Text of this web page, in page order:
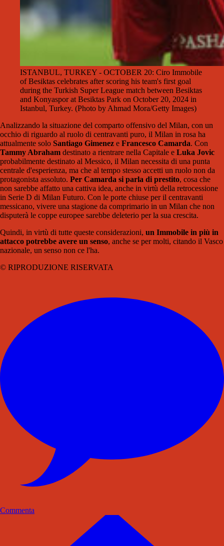
ISTANBUL, TURKEY - OCTOBER 20: Ciro Immobile
of Besiktas celebrates after scoring his team's first goal
during the Turkish Super League match between Besiktas
and Konyaspor at Besiktas Park on October 20, 2024 in
Istanbul, Turkey. (Photo by Ahmad Mora/Getty Images)
Analizzando la situazione del comparto offensivo del Milan, con un
occhio di riguardo al ruolo di centravanti puro, il Milan in rosa ha
attualmente solo Santiago Gimenez e Francesco Camarda. Con
Tammy Abraham destinato a rientrare nella Capitale e Luka Jovic
probabilmente destinato al Messico, il Milan necessita di una punta
centrale d'esperienza, ma che al tempo stesso accetti un ruolo non da
protagonista assoluto. Per Camarda si parla di prestito, cosa che
non sarebbe affatto una cattiva idea, anche in virtù della retrocessione
in Serie D di Milan Futuro. Con le porte chiuse per il centravanti
messicano, vivere una stagione da comprimario in un Milan che non
disputerà le coppe europee sarebbe deleterio per la sua crescita.
Quindi, in virtù di tutte queste considerazioni, un Immobile in più in
attacco potrebbe avere un senso, anche se per molti, citando il Vasco
nazionale, un senso non ce l'ha.
© RIPRODUZIONE RISERVATA
Commenta